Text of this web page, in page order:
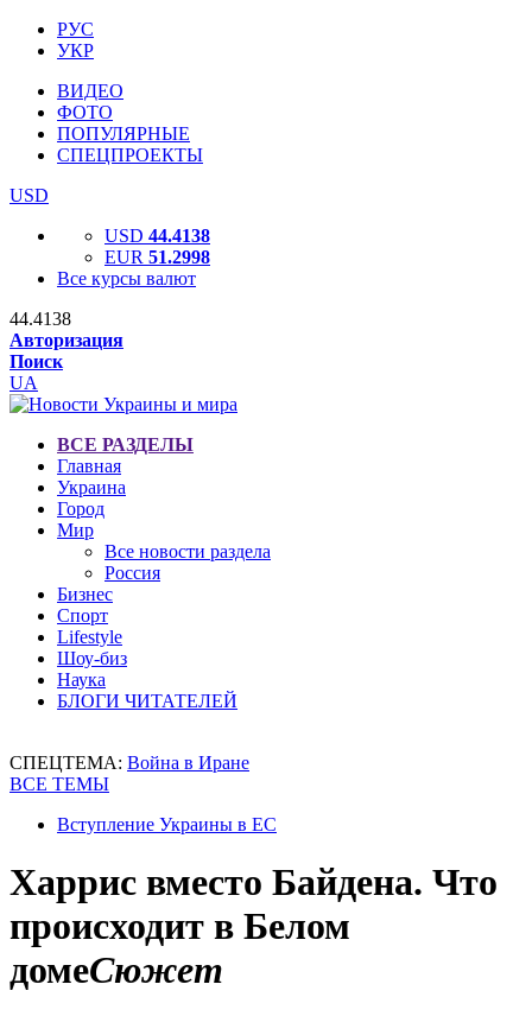
РУС
УКР
ВИДЕО
ФОТО
ПОПУЛЯРНЫЕ
СПЕЦПРОЕКТЫ
USD
USD 44.4138
EUR 51.2998
Все курсы валют
44.4138
Авторизация
Поиск
UA
ВСЕ РАЗДЕЛЫ
Главная
Украина
Город
Мир
Все новости раздела
Россия
Бизнес
Спорт
Lifestyle
Шоу-биз
Наука
БЛОГИ ЧИТАТЕЛЕЙ
СПЕЦТЕМА: Война в Иране
ВСЕ ТЕМЫ
Вступление Украины в ЕС
Харрис вместо Байдена. Что
происходит в Белом
домеСюжет